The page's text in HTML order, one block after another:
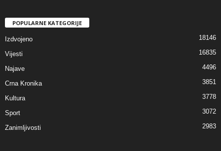
POPULARNE KATEGORIJE
Izdvojeno 18146
Vijesti 16835
Najave 4496
Crna Kronika 3851
Kultura 3778
Sport 3072
Zanimljivosti 2983